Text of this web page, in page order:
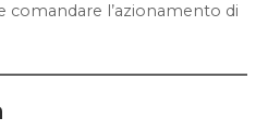
comandare l’azionamento di